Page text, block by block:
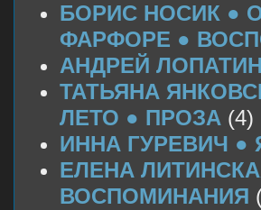
БОРИС НОСИК ●
ФАРФОРЕ ●
АНДРЕЙ
ТАТЬЯНА
ЛЕТО ● ПРОЗА (4)
ИННА ГУРЕВИЧ ●
ЕЛЕНА
ВОСПОМИНАНИЯ